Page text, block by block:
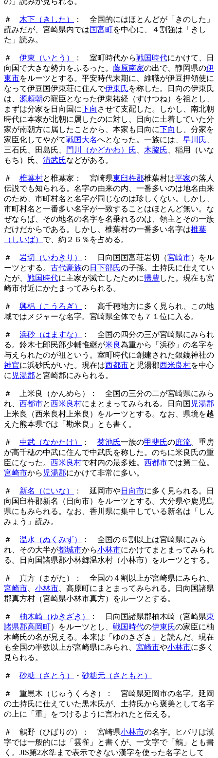
＃ 木下（きした）
： 全国的にはほとんどが「きのした」
読みだが、宮崎県内では国富町を中心に、４割強は「きし
た」読み。
＃ 伊東（いとう） ： 室町時代から戦国時代にかけて、日
向国で大きな勢力をふるった。 藤原南家の出で、静岡県の伊
東市をルーツとする。平安時代末期に、維職が伊豆押領使に
なって伊豆国伊東荘に住んで伊東氏を称した。日向の伊東氏
は、 源頼朝の寵臣となった伊東祐経（すけつね）を祖とし、
まずは分家を日向国に下向 させて支配した。しかし、南北朝
時代に本家が北朝に属したのに対し、日向に土着していた分
家が南朝方に属したことから、本家も日向に下向 し、分家を
家臣化してやがて戦国大名へとなった。一族には、 早川氏
三石氏、田島氏、
門川（かどかわ）氏 木脇氏 、稲用（いな
もち）氏、 清武氏などがある。
＃ 椎葉村と椎葉家： 宮崎県東臼杵郡椎葉村は平家の落人
伝説でも知られる。名字の由来の内、一番多いのは地名由来
のため、市町村名と名字が同じなのは珍しくない。しかし、
市町村名と一番多い名字が一致することはほとんど無い。な
ぜならば、その地名の名字を名乗れるのは、領主とその一族
だけだからである。しかし、椎葉村の一番多い名字は椎葉
（しいば） で、約２６％を占める。
＃ 岩切（いわきり） ： 日向国国富荘岩切（宮崎市）をル
ーツとする。 古代豪族の日下部氏の子孫。土持氏に仕えてい
たが、 戦国時代に主家が滅亡したために帰農 した。現在も宮
崎市付近にかたまってみられる。
＃ 興梠（こうろぎ）
： 高千穂地方に多く見られ、この地
域ではメジャーな名字。宮崎県全体でも７１位に入る。
＃ 浜砂（はますな）
： 全国の四分の三が宮崎県にみられ
る。鈴木七郎民部少輔惟継が米良為重から「浜砂」の名字を
与えられたのが祖という。室町時代に創建された銀鏡神社の
神官に浜砂氏がいた。現在は西都市と児湯郡西米良村を中心
に 児湯郡と宮崎郡にみられる。
＃ 上米良（かんめら）： 全国の三分の二が宮崎県にみら
れ、 西都市と西米良村にまとまってみられる。日向国 児湯郡
上米良（西米良村上米良）をルーツとする。なお、県境を越
えた熊本県では「勘米良」とも書く。
＃ 中武（なかたけ） ： 菊池氏一族の甲斐氏の庶流。重房
が高千穂の中武に住んで中武氏を称した。のちに米良氏の重
臣になった。 西米良村で村内の最多姓。 西都市では第二位。
宮崎市から 児湯郡にかけて非常に多い。
＃ 新名（にいな） ： 延岡市や日向市に多く見られる。日
向国臼杵郡新名（日向市）をルーツとする。大分県や鹿児島
県にもみられる。なお、香川県に集中している新名は「しん
みょう」読み。
＃ 温水（ぬくみず）
： 全国の６割以上は宮崎県にみら
れ、その大半が都城市から小林市にかけてまとまってみられ
る。日向国諸県郡小林郷温水村（小林市）をルーツとする。
＃ 真方（まがた）： 全国の４割以上が宮崎県にみられ、
宮崎市
小林市 、高原町にまとまってみられる。日向国諸県
郡真方村（宮崎県小林市真方）をルーツとする。
＃ 柚木崎（ゆきざき） ： 日向国諸県郡柚木崎（宮崎県東
諸県郡高岡町）をルーツとし、 戦国時代の伊東氏の家臣に柚
木崎氏の名が見える。本来は「ゆのきざき」と読んだ。現在
も全国の半数以上が宮崎県にみられ、 宮崎市や小林市に多く
見られる。
＃ 砂糖（さとう） ・ 砂糖元（さともと）
＃ 重黒木（じゅうくろき）： 宮崎県延岡市の名字。延岡
の土持氏に仕えていた黒木氏が、土持氏から褒美として名字
の上に「重」をつけるように言われたと伝える。
＃ 鸙野（ひばりの）： 宮崎県小林市の名字。ヒバリは漢
字では一般的には「雲雀」と書くが、一文字で「鸙」とも書
く。JIS第2水準まで表示できない漢字を使った名字として